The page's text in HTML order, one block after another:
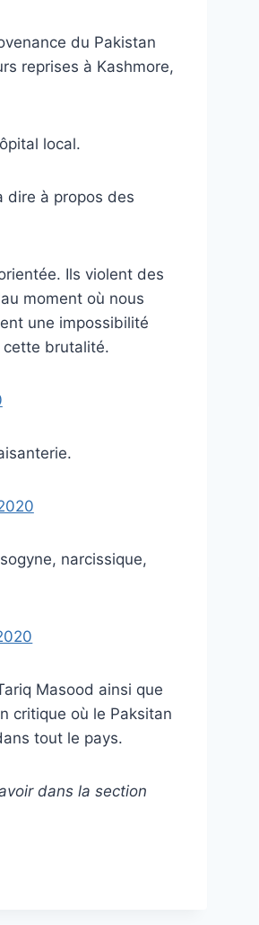
du Pakistan
reprises à Kashmore,
local.
dire à propos des
Ils violent des
moment où nous
une impossibilité
cette brutalité.
narcissique,
Masood ainsi que
critique où le Paksitan
tout le pays.
dans la section